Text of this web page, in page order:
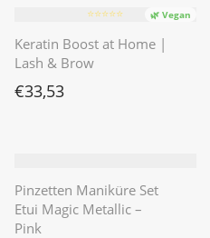
⭐️⭐️⭐️⭐️⭐️ 🌿 Vegan
Keratin Boost at Home |
Lash & Brow
€33,53
Pinzetten Maniküre Set
Etui Magic Metallic –
Pink